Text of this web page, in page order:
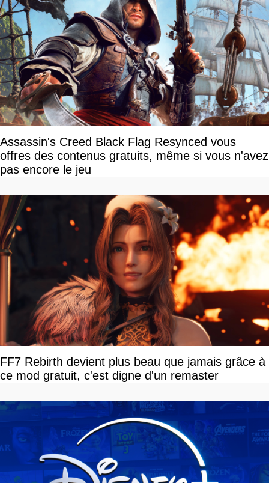
Assassin's Creed Black Flag Resynced vous
offres des contenus gratuits, même si vous n'avez
pas encore le jeu
FF7 Rebirth devient plus beau que jamais grâce à
ce mod gratuit, c'est digne d'un remaster